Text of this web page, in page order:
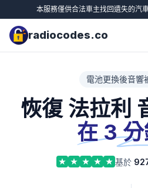
本服務僅供合法車主找回遺失的汽
radiocodes.co
電池更換後音響
恢復 法拉利
在 3
基於